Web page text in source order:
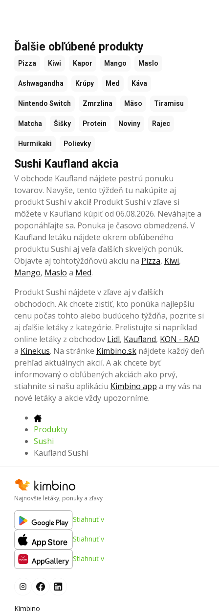
Ďalšie obľúbené produkty
Pizza Kiwi Kapor Mango Maslo
Ashwagandha Krúpy Med Káva
Nintendo Switch Zmrzlina Mäso Tiramisu
Matcha Šišky Protein Noviny Rajec
Hurmikaki Polievky
Sushi Kaufland akcia
V obchode Kaufland nájdete pestrú ponuku
tovarov. Navyše, tento týždeň tu nakúpite aj
produkt Sushi v akcii! Produkt Sushi v zľave si
môžete v Kaufland kúpiť od 06.08.2026. Neváhajte a
poponáhľajte sa. Ponuka je časovo obmedzená. V
Kaufland letáku nájdete okrem obľúbeného
produktu Sushi aj veľa ďalších skvelých ponúk.
Objavte aj tohtotýždňovú akciu na Pizza, Kiwi,
Mango, Maslo a Med.
Produkt Sushi nájdete v zľave aj v ďalších
obchodoch. Ak chcete zistiť, kto ponúka najlepšiu
cenu počas tohto alebo budúceho týždňa, pozrite si
aj ďalšie letáky z kategórie. Prelistujte si napríklad
online letáky z obchodov Lidl, Kaufland, KON - RAD
a Kinekus. Na stránke Kimbino.sk nájdete každý deň
prehľad aktuálnych akcií. A ak chcete byť
informovaný o obľúbených akciách ako prvý,
stiahnite si našu aplikáciu Kimbino app a my vás na
nové letáky a akcie vždy upozorníme.
Produkty
Sushi
Kaufland Sushi
Najnovšie letáky, ponuky a zľavy
Stiahnuť v
Stiahnuť v
Stiahnuť v
Kimbino